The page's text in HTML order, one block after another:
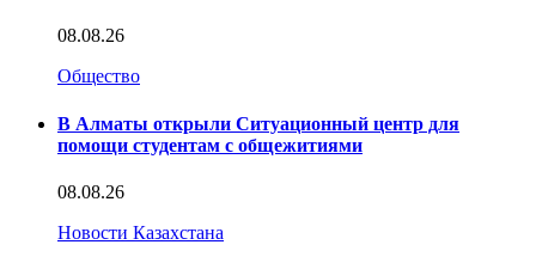
08.08.26
Общество
В Алматы открыли Ситуационный центр для
помощи студентам с общежитиями
08.08.26
Новости Казахстана